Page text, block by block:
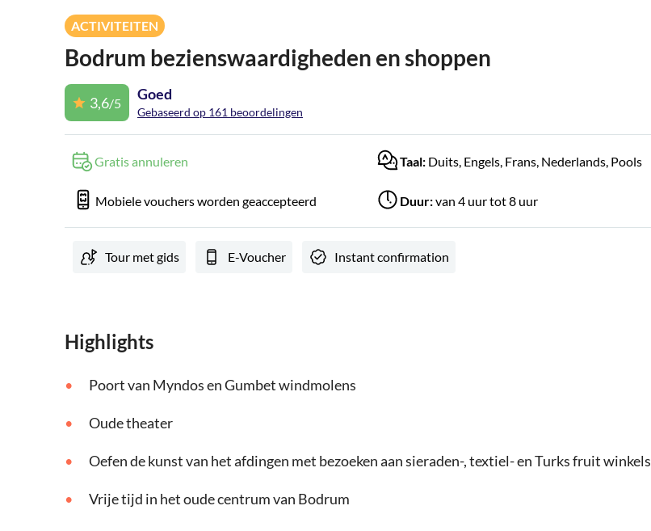
ACTIVITEITEN
Bodrum bezienswaardigheden en shoppen
3,6/5
Goed
Gebaseerd op 161 beoordelingen
Gratis annuleren Taal: Duits, Engels, Frans, Nederlands, Pools
Mobiele vouchers worden geaccepteerd Duur:van 4 uur tot 8 uur
Tour met gids E-Voucher Instant confirmation
Highlights
Poort van Myndos en Gumbet windmolens
Oude theater
Oefen de kunst van het afdingen met bezoeken aan sieraden-, textiel- en Turks fruit winkels
Vrije tijd in het oude centrum van Bodrum